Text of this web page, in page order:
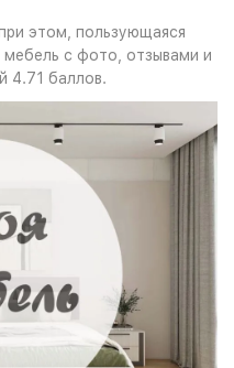
этом, пользующаяся
с фото, отзывами и
4.71 баллов.